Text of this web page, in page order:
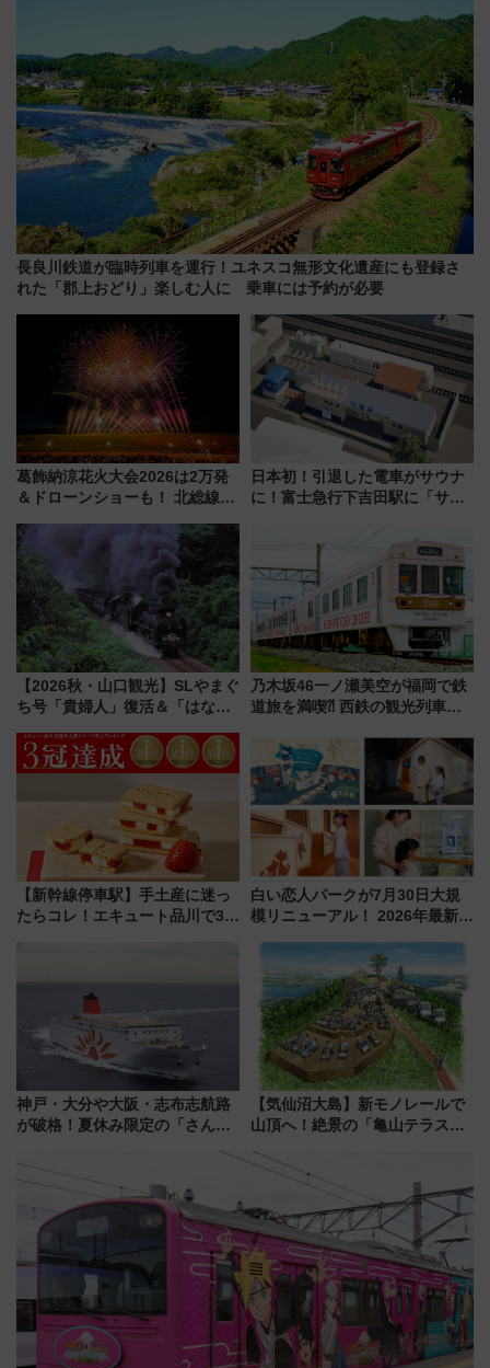
長良川鉄道が臨時列車を運行！ユネスコ無形文化遺産にも登録さ
れた「郡上おどり」楽しむ人に 乗車には予約が必要
葛飾納涼花火大会2026は2万発
＆ドローンショーも！ 北総線を
車、観覧スポット情報と周辺観
光まとめ（7/28開催）
日本初！引退した電車がサウナ
に！富士急行下吉田駅に「サ電
業 行き交う電車の音や振動を
感じながら「ととのう」新感覚
【2026秋・山口観光】SLやまぐ
ち号「貴婦人」復活＆「はなあ
注目観光列車まとめ きっぷの取
り方は？
乃木坂46一ノ瀬美空が福岡で鉄
道旅を満喫⁈ 西鉄の観光列車
CHIKUGO」で巡る福岡･太宰
府･柳川の旅！YouTubeが公開
に
【新幹線停車駅】手土産に迷っ
たらコレ！エキュート品川で3年
白い恋人パークが7月30日大規
模リニューアル！ 2026年最新の
と料金・アクセスを徹底解説
（札幌市）
神戸・大分や大阪・志布志航路
が破格！夏休み限定の「さんふ
ート 夕朝食ビュッフェ付きで
快適な船旅はいかが？
【気仙沼大島】新モノレールで
山頂へ！絶景の「亀山テラス
暇村のお得な日帰りプランも登